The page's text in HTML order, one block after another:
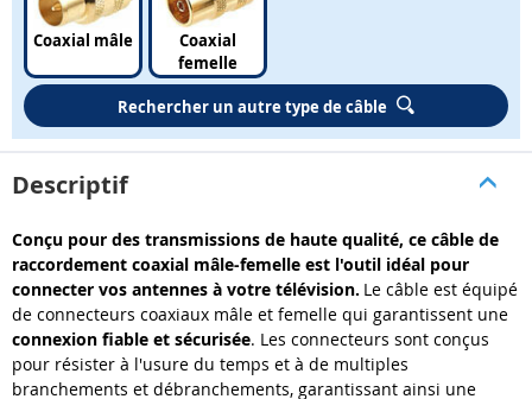
Coaxial mâle
Coaxial
femelle
Rechercher un autre type de câble
Descriptif
Conçu pour des transmissions de haute qualité, ce câble de
raccordement coaxial mâle-femelle est l'outil idéal pour
connecter vos antennes à votre télévision. Le câble est équipé
de connecteurs coaxiaux mâle et femelle qui garantissent une
connexion fiable et sécurisée. Les connecteurs sont conçus
pour résister à l'usure du temps et à de multiples
branchements et débranchements, garantissant ainsi une